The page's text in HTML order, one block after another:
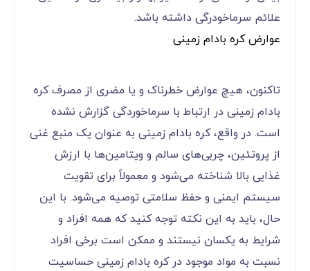
علائم سرماخودرگی داشته باشد.
عوارض کره بادام زمینی
تاکنون، هیچ عوارض خطرناک و یا مضری از مصرف کره
بادام زمینی در ارتباط با سرماخوردگی گزارش نشده
است. در واقع، کره بادام زمینی به عنوان یک منبع غنی
از پروتئین، چربی‌های سالم و ویتامین‌ها با ارزش
غذایی بالا شناخته می‌شود و معمولاً برای تقویت
سیستم ایمنی و حفظ سلامتی توصیه می‌شود. با این
حال، باید به این نکته توجه کنید که همه افراد و
شرایط به یکسان نیستند و ممکن است برخی افراد
نسبت به مواد موجود در کره بادام زمینی حساسیت